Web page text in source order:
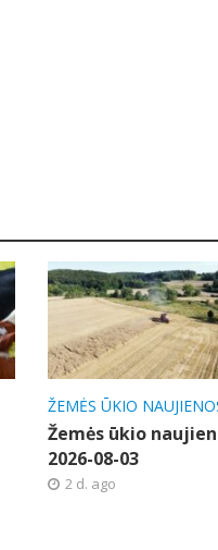
ŽEMĖS ŪKIO
Žemės ūkio
2026-08-03
2 d. ago